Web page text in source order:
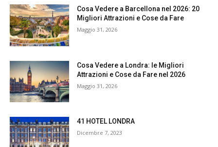
Cosa Vedere a Barcellona nel 2026: 20
Migliori Attrazioni e Cose da Fare
Maggio 31, 2026
Cosa Vedere a Londra: le Migliori
Attrazioni e Cose da Fare nel 2026
Maggio 31, 2026
41 HOTEL LONDRA
Dicembre 7, 2023